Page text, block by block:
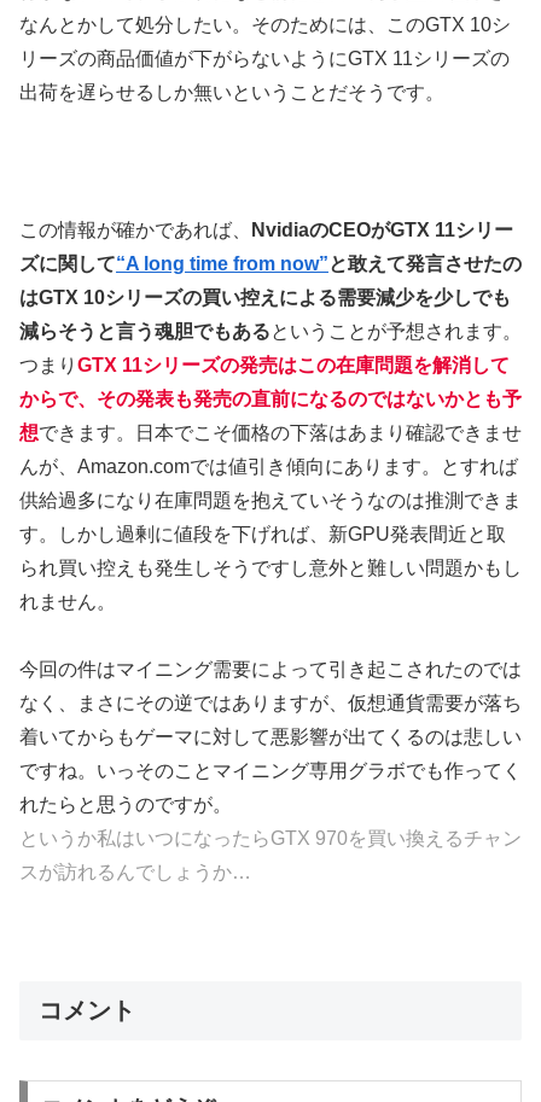
なんとかして処分したい。そのためには、このGTX 10シ
リーズの商品価値が下がらないようにGTX 11シリーズの
出荷を遅らせるしか無いということだそうです。
この情報が確かであれば、
NvidiaのCEOがGTX 11シリー
ズに関して“A long time from now”と敢えて発言させたの
はGTX 10シリーズの買い控えによる需要減少を少しでも
減らそうと言う魂胆でもあるということが予想されます。
つまり GTX 11シリーズの発売はこの在庫問題を解消して
からで、その発表も発売の直前になるのではないかとも予
想できます。日本でこそ価格の下落はあまり確認できませ
んが、Amazon.comでは値引き傾向にあります。とすれば
供給過多になり在庫問題を抱えていそうなのは推測できま
す。しかし過剰に値段を下げれば、新GPU発表間近と取
られ買い控えも発生しそうですし意外と難しい問題かもし
れません。
今回の件はマイニング需要によって引き起こされたのでは
なく、まさにその逆ではありますが、仮想通貨需要が落ち
着いてからもゲーマに対して悪影響が出てくるのは悲しい
ですね。いっそのことマイニング専用グラボでも作ってく
れたらと思うのですが。
というか私はいつになったらGTX 970を買い換えるチャン
スが訪れるんでしょうか…
コメント